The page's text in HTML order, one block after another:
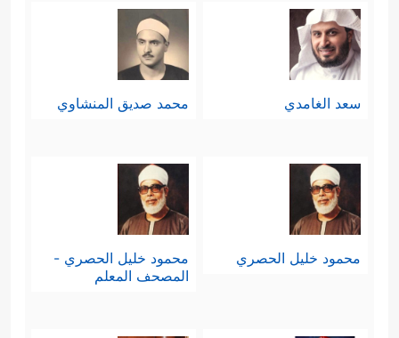
سعد الغامدي محمد صديق المنشاوي
محمود خليل الحصري
محمود خليل الحصري -
المصحف المعلم